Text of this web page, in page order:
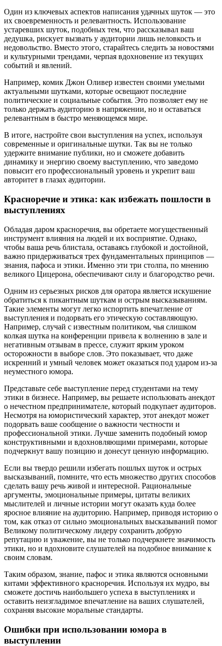
Один из ключевых аспектов написания удачных шуток — это
их своевременность и релевантность. Использование
устаревших шуток, подобных тем, что рассказывал ваш
дедушка, рискует вызвать у аудитории лишь неловкость и
недовольство. Вместо этого, старайтесь следить за новостями
и культурными трендами, черпая вдохновение из текущих
событий и явлений.
Например, комик Джон Оливер известен своими умелыми
актуальными шутками, которые освещают последние
политические и социальные события. Это позволяет ему не
только держать аудиторию в напряжении, но и оставаться
релевантным в быстро меняющемся мире.
В итоге, настройте свои выступления на успех, используя
современные и оригинальные шутки. Так вы не только
удержите внимание публики, но и сможете добавить
динамику и энергию своему выступлению, что заведомо
повысит его профессиональный уровень и укрепит ваш
авторитет в глазах аудитории.
Красноречие и этика: как избежать пошлости в
выступлениях
Обладая даром красноречия, вы обретаете могущественный
инструмент влияния на людей и их восприятие. Однако,
чтобы ваша речь блистала, оставаясь глубокой и достойной,
важно придерживаться трех фундаментальных принципов —
знания, пафоса и этики. Именно эти три столпа, по мнению
великого Цицерона, обеспечивают силу и благородство речи.
Одним из серьезных рисков для оратора является искушение
обратиться к пикантным шуткам и острым высказываниям.
Такие элементы могут легко испортить впечатление от
выступления и подорвать его этическую составляющую.
Например, случай с известным политиком, чья слишком
колкая шутка на конференции привела к волнению в зале и
негативным отзывам в прессе, служит ярким уроком
осторожности в выборе слов. Это показывает, что даже
искренний и умный человек может оказаться под ударом из-за
неуместного юмора.
Представьте себе выступление перед студентами на тему
этики в бизнесе. Например, вы решаете использовать анекдот
о нечестном предпринимателе, который подкупает аудиторов.
Несмотря на юмористический характер, этот анекдот может
подорвать ваше сообщение о важности честности и
профессиональной этики. Лучше заменить подобный юмор
конструктивными и вдохновляющими примерами, которые
подчеркнут вашу позицию и донесут ценную информацию.
Если вы твердо решили избегать пошлых шуток и острых
высказываний, помните, что есть множество других способов
сделать вашу речь живой и интересной. Рациональные
аргументы, эмоциональные примеры, цитаты великих
мыслителей и личные истории могут оказать куда более
яросное влияние на аудиторию. Например, приводя историю о
том, как отказ от сильно эмоциональных высказываний помог
Великому политическому лидеру сохранить добрую
репутацию и уважение, вы не только подчеркнете значимость
этики, но и вдохновите слушателей на подобное внимание к
своим словам.
Таким образом, знание, пафос и этика являются основными
китами эффективного красноречия. Используя их мудро, вы
сможете достичь наибольшего успеха в выступлениях и
оставить неизгладимое впечатление на ваших слушателей,
сохраняя высокие моральные стандарты.
Ошибки при использовании юмора в
выступлении